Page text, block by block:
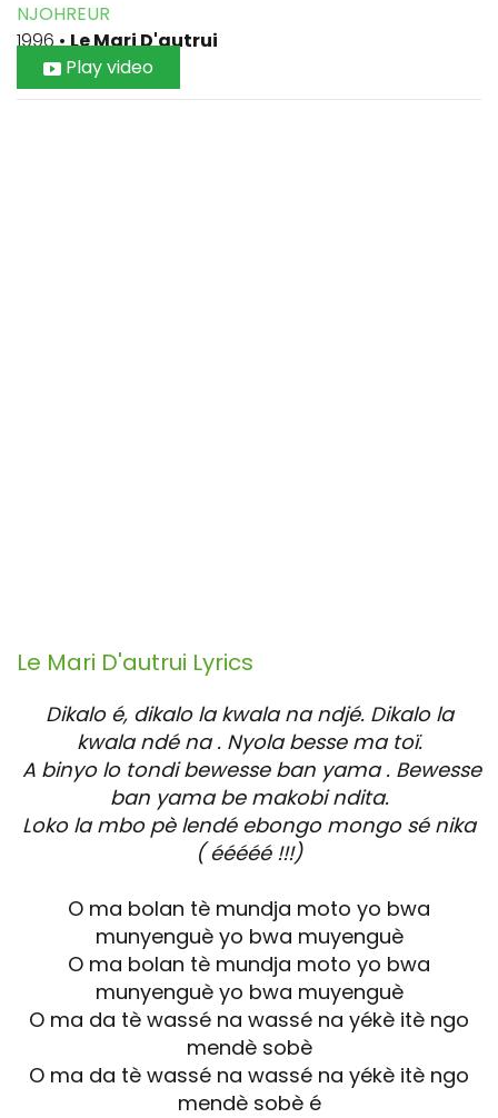
NJOHREUR
1996•Le Mari D'autrui
Play video
Le Mari D'autrui Lyrics
Dikalo é, dikalo la kwala na ndjé. Dikalo la
kwala ndé na . Nyola besse ma toï.
A binyo lo tondi bewesse ban yama . Bewesse
ban yama be makobi ndita.
Loko la mbo pè lendé ebongo mongo sé nika
( ééééé !!!)
O ma bolan tè mundja moto yo bwa
munyenguè yo bwa muyenguè
O ma bolan tè mundja moto yo bwa
munyenguè yo bwa muyenguè
O ma da tè wassé na wassé na yékè itè ngo
mendè sobè
O ma da tè wassé na wassé na yékè itè ngo
mendè sobè é